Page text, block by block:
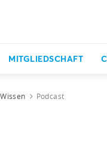
MITGLIEDSCHAFT
Podcast